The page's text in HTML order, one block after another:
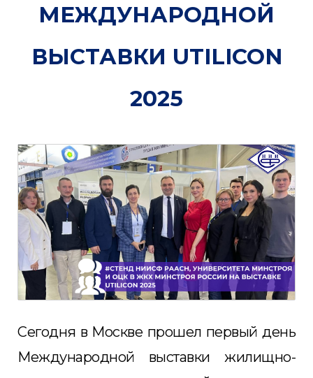
МЕЖДУНАРОДНОЙ
ВЫСТАВКИ UTILICON
2025
Сегодня в Москве прошел первый день
Международной выставки жилищно-